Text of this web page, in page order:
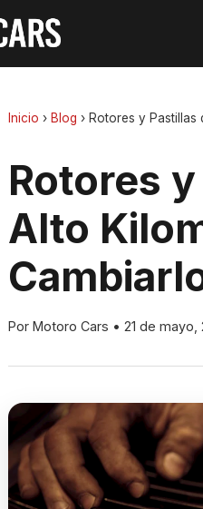
Inicio › Blog › Rotores y Pastillas
Rotores
Alto
Por Motoro Cars • 21 de mayo,